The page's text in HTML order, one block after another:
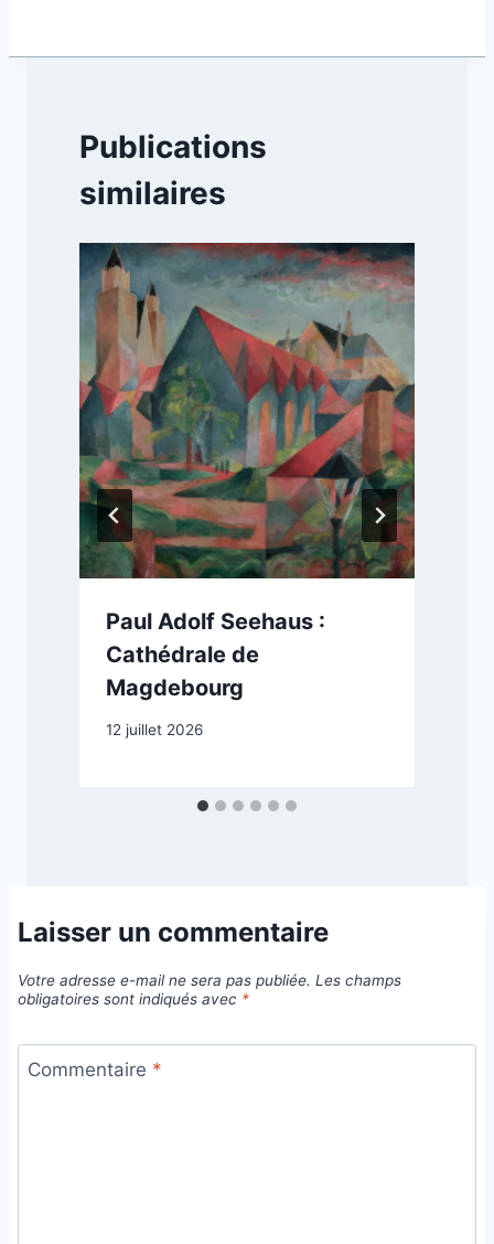
Publications
similaires
Paul Adolf Seehaus :
Cathédrale de
Magdebourg
12 juillet 2026
Laisser un commentaire
Votre adresse e-mail ne sera pas publiée. Les champs
obligatoires sont indiqués avec *
Commentaire *